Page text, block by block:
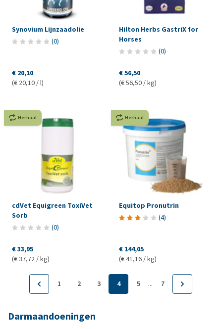
Synovium Lijnzaadolie
(0)
€ 20,10
(€ 20,10 / l)
Hilton Herbs GastriX for
Horses
(0)
€ 56,50
(€ 56,50 / kg)
Herhaal
cdVet Equigreen ToxiVet
Sorb
(0)
€ 33,95
(€ 37,72 / kg)
Herhaal
Equitop Pronutrin
(4)
€ 144,05
(€ 41,16 / kg)
1 2 3 4 5 ... 7
Darmaandoeningen